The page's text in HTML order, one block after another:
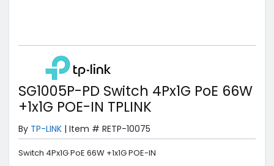
SG1005P-PD Switch 4Px1G PoE 66W
+1x1G POE-IN TPLINK
By TP-LINK | Item # RETP-10075
Switch 4Px1G PoE 66W +1x1G POE-IN